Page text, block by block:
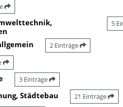
5
2 Einträge
3 Einträge
Städtebau 21 Einträge